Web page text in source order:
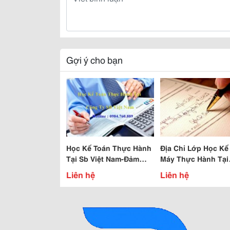
Gợi ý cho bạn
Học Kế Toán Thực Hành
Tại Sb Việt Nam-Đảm
Bảo Đầu Ra Cho Học
Viên
Liên hệ
Địa Chỉ Lớp Học Kế
Máy Thực Hành Tại
Long Biên
Liên hệ